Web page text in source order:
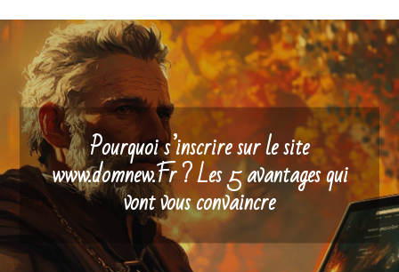
Pourquoi s’inscrire sur le site
www.domnew.Fr ? Les 5 avantages qui
vont vous convaincre